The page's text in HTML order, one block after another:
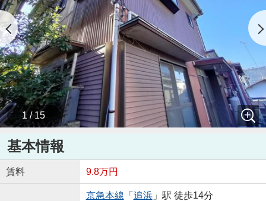
1 / 15
基本情報
賃料 9.8万円
京急本線 「 追浜」駅 徒歩14分